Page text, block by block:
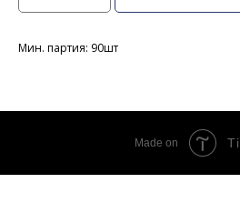
Мин. партия: 90шт
Made on